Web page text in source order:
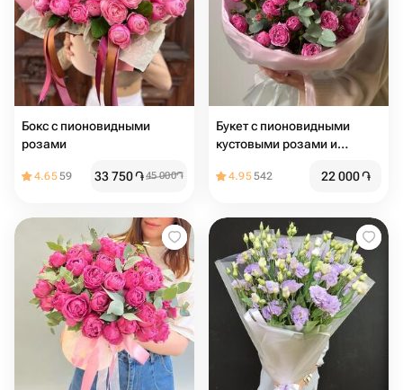
Бокс с пионовидными
розами
4.6559 33 750֏45 000֏
Букет с пионовидными
кустовыми розами и
4.95542 22 000֏